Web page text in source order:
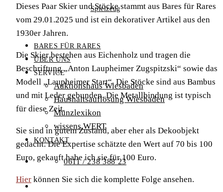
Spielzeug
BARES FÜR RARES
ÜBER UNS
SERVICE
Auktionshaus Wiesbaden
Haushaltsauflösung Wiesbaden
Münzlexikon
wissens.WERT
KONTAKT
0611 / 238 388 23
Dieses Paar Skier und Stöcke stammt aus Bares für Rares
vom 29.01.2025 und ist ein dekorativer Artikel aus den
1930er Jahren.
Die Skier bestehen aus Eichenholz und tragen die
Beschriftung „Anton Laupheimer Zugspitzski“ sowie das
Modell „Laupheimer Start“. Die Stöcke sind aus Bambus
und mit Leder gebunden. Die Metallbindung ist typisch
für diese Zeit.
Sie sind in gutem Zustand, aber eher als Dekoobjekt
gedacht. Die Expertise schätzte den Wert auf 70 bis 100
Euro, gekauft habe ich sie für 100 Euro.
Hier können Sie sich die komplette Folge ansehen.